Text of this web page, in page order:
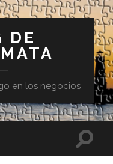
DE
en los negocios